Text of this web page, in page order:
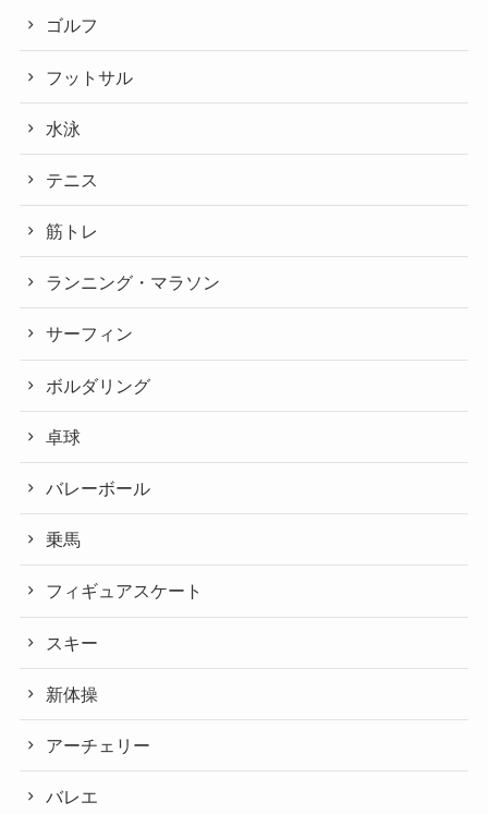
ゴルフ
フットサル
水泳
テニス
筋トレ
ランニング・マラソン
サーフィン
ボルダリング
卓球
バレーボール
乗馬
フィギュアスケート
スキー
新体操
アーチェリー
バレエ